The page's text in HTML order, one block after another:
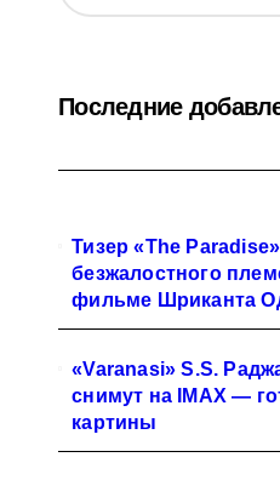
:Последние
Тизер «The
безжалостного
фильме Шриканта
«Varanasi» S.S.
снимут на IMAX —
картины